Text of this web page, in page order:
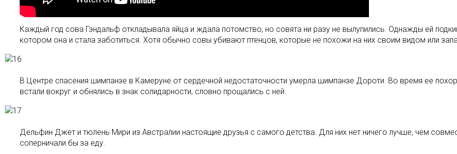
Каждый год сова Гэндальф откладывала яйца и ждала потомство, но совята ни разу не вылупились. Однажды ей
котором она и стала заботиться. Хотя обычно совы убивают птенцов, которые не похожи на них своим видом или
В Центре спасения шимпанзе в Камеруне от сердечной недостаточности умерла шимпанзе Дороти. Во время ее
встали вокруг и обнялись в знак солидарности, словно прощались с ней.
Дельфин Джет и тюлень Мири из Австралии настоящие друзья с самого детства. Для них нет ничего лучше, чем
соперничали бы за еду.